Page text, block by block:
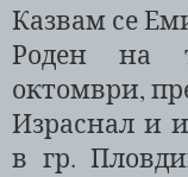
Казвам се
Роден на
октомври,
Израснал и
в гр.